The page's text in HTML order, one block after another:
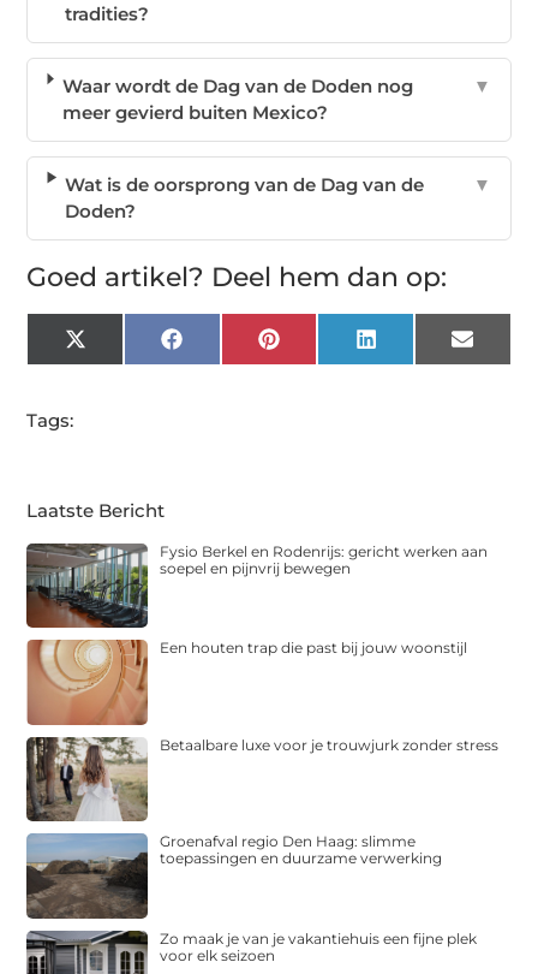
tradities?
Waar wordt de Dag van de Doden nog
meer gevierd buiten Mexico?
▼
Wat is de oorsprong van de Dag van de
Doden?
▼
Goed artikel? Deel hem dan op:
X
(Twitter)
FacebookPinterest LinkedIn Email
Tags:
Laatste Bericht
Fysio Berkel en Rodenrijs: gericht werken aan
soepel en pijnvrij bewegen
Een houten trap die past bij jouw woonstijl
Betaalbare luxe voor je trouwjurk zonder stress
Groenafval regio Den Haag: slimme
toepassingen en duurzame verwerking
Zo maak je van je vakantiehuis een fijne plek
voor elk seizoen